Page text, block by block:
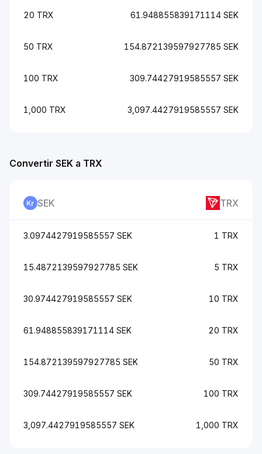
20 TRX 61.948855839171114 SEK
50 TRX 154.872139597927785 SEK
100 TRX 309.74427919585557 SEK
1,000 TRX 3,097.4427919585557 SEK
Convertir SEK a TRX
SEK TRX
3.0974427919585557 SEK 1 TRX
15.4872139597927785 SEK 5 TRX
30.974427919585557 SEK 10 TRX
61.948855839171114 SEK 20 TRX
154.872139597927785 SEK 50 TRX
309.74427919585557 SEK 100 TRX
3,097.4427919585557 SEK 1,000 TRX